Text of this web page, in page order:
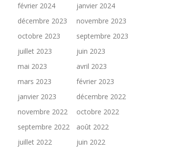
février 2024
janvier 2024
décembre 2023
novembre 2023
octobre 2023
septembre 2023
juillet 2023
juin 2023
mai 2023
avril 2023
mars 2023
février 2023
janvier 2023
décembre 2022
novembre 2022
octobre 2022
septembre 2022
août 2022
juillet 2022
juin 2022